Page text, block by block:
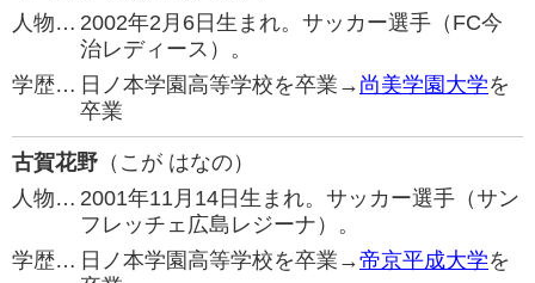
人物… 2002年2月6日生まれ。サッカー選手（FC今
治レディース）。
学歴… 日ノ本学園高等学校を卒業→ 尚美学園大学を
卒業
古賀花野 （こが はなの）
人物… 2001年11月14日生まれ。サッカー選手（サン
フレッチェ広島レジーナ）。
学歴… 日ノ本学園高等学校を卒業→帝京平成大学を